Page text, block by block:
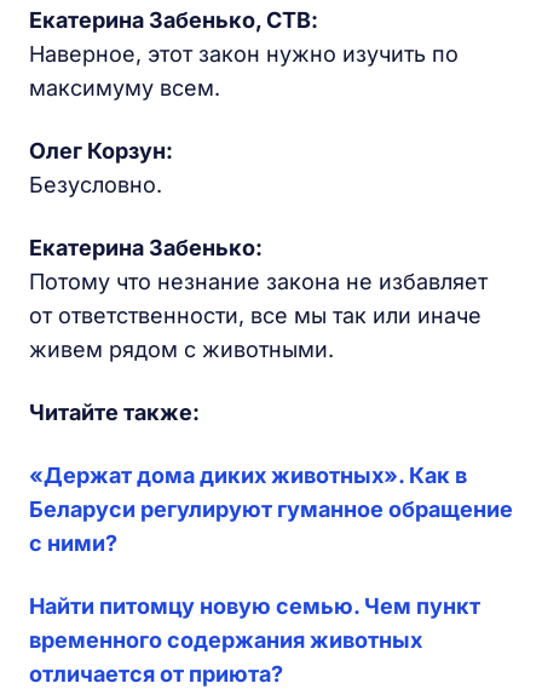
Екатерина Забенько, СТВ:
Наверное, этот закон нужно изучить по
максимуму всем.
Олег Корзун:
Безусловно.
Екатерина Забенько:
Потому что незнание закона не избавляет
от ответственности, все мы так или иначе
живем рядом с животными.
Читайте также:
«Держат дома диких животных». Как в
Беларуси регулируют гуманное обращение
с ними?
Найти питомцу новую семью. Чем пункт
временного содержания животных
отличается от приюта?